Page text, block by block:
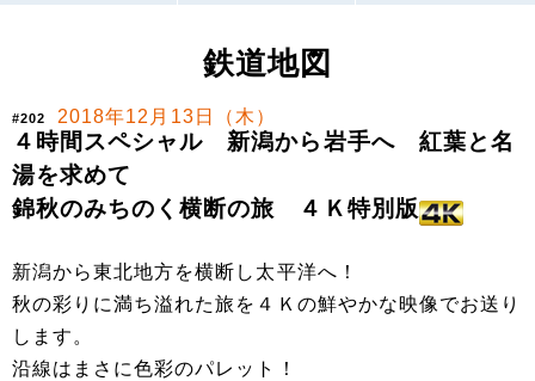
鉄道地図
#202 2018年12月13日（木）
４時間スペシャル 新潟から岩手へ 紅葉と名
湯を求めて
錦秋のみちのく横断の旅 ４Ｋ特別版
新潟から東北地方を横断し太平洋へ！
秋の彩りに満ち溢れた旅を４Ｋの鮮やかな映像でお送り
します。
沿線はまさに色彩のパレット！